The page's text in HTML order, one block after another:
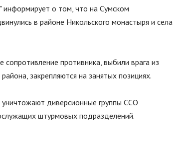
информирует о том, что на Сумском
в районе Никольского монастыря и села
противника, выбили врага из
закрепляются на занятых позициях.
диверсионные группы ССО
штурмовых подразделений.